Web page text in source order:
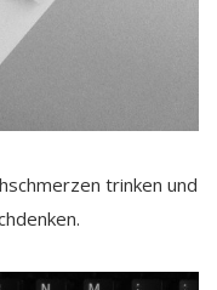
trinken und